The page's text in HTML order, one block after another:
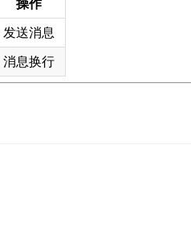
发送消息
消息换行